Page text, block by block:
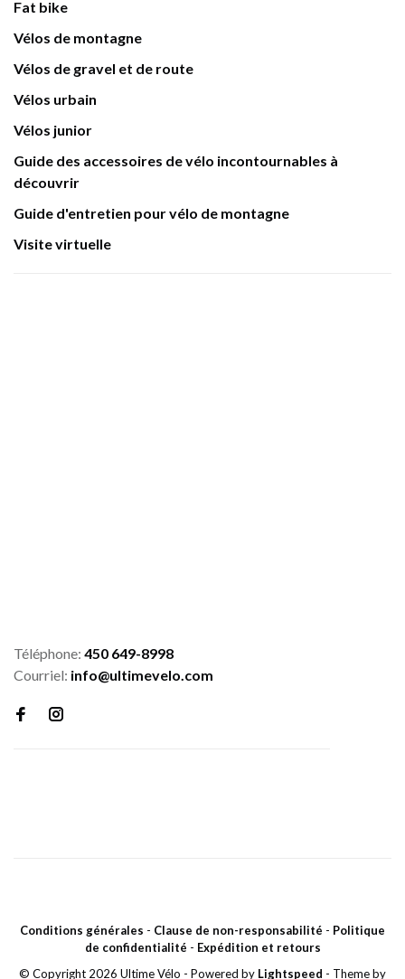
Fat bike
Vélos de montagne
Vélos de gravel et de route
Vélos urbain
Vélos junior
Guide des accessoires de vélo incontournables à
découvrir
Guide d'entretien pour vélo de montagne
Visite virtuelle
Téléphone: 450 649-8998
Courriel: info@ultimevelo.com
Conditions générales - Clause de non-responsabilité - Politique
de confidentialité - Expédition et retours
© Copyright 2026 Ultime Vélo - Powered by Lightspeed - Theme by